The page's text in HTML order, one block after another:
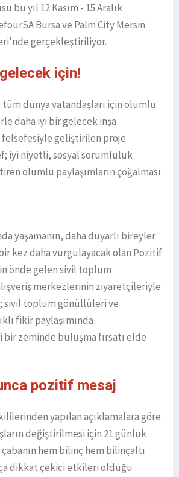
bu yıl 12 Kasım - 15 Aralık
Bursa ve Palm City Mersin
gerçekleştiriliyor.
için!
dünya vatandaşları için olumlu
daha iyi bir gelecek inşa
geliştirilen proje
iyi niyetli, sosyal sorumluluk
olumlu paylaşımların çoğalması.
yaşamanın, daha duyarlı bireyler
kez daha vurgulayacak olan Pozitif
önde gelen sivil toplum
merkezlerinin ziyaretçileriyle
sivil toplum gönüllüleri ve
fikir paylaşımında
zeminde buluşma fırsatı elde
pozitif mesaj
yapılan açıklamalara göre
değiştirilmesi için 21 günlük
hem bilinç hem bilinçaltı
dikkat çekici etkileri olduğu